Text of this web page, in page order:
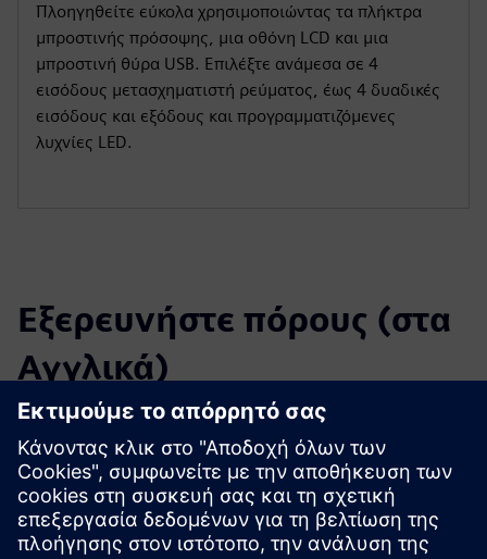
Πλοηγηθείτε εύκολα χρησιμοποιώντας τα πλήκτρα
μπροστινής πρόσοψης, μια οθόνη LCD και μια
μπροστινή θύρα USB. Επιλέξτε ανάμεσα σε 4
εισόδους μετασχηματιστή ρεύματος, έως 4 δυαδικές
εισόδους και εξόδους και προγραμματιζόμενες
λυχνίες LED.
Εξερευνήστε πόρους (στα
Αγγλικά)
Λήψεις
Προφίλ Ρεϊρόλ 7SR45
Κατάλογος Ρεϊρόλ 7SR45
Προδιαγραφές διαγωνισμού